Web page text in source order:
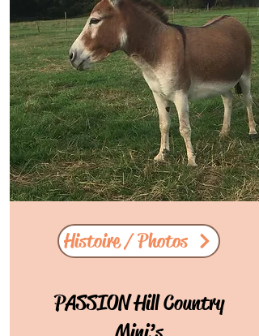
Histoire / Photos
PASSION Hill Country